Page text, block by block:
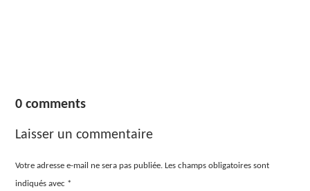
0 comments
Laisser un commentaire
Votre adresse e-mail ne sera pas publiée. Les champs obligatoires sont
indiqués avec *